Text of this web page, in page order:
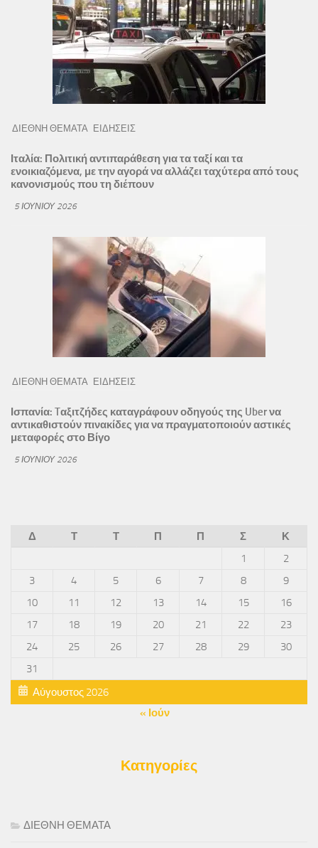
ΔΙΕΘΝΗ ΘΕΜΑΤΑ ΕΙΔΗΣΕΙΣ
Ιταλία: Πολιτική αντιπαράθεση για τα ταξί και τα
ενοικιαζόμενα, με την αγορά να αλλάζει ταχύτερα από τους
κανονισμούς που τη διέπουν
5 ΙΟΥΝΊΟΥ 2026
ΔΙΕΘΝΗ ΘΕΜΑΤΑ ΕΙΔΗΣΕΙΣ
Ισπανία: Tαξιτζήδες καταγράφουν οδηγούς της Uber να
αντικαθιστούν πινακίδες για να πραγματοποιούν αστικές
μεταφορές στο Βίγο
5 ΙΟΥΝΊΟΥ 2026
Αύγουστος 2026
Δ Τ Τ Π Π Σ
Κ
1
2
3
4 5 6 7 8
9
10
11 12 13 14 15
16
17
18 19 20 21 22
23
24
25 26 27 28 29
30
31
« Ιούν
Κατηγορίες
ΔΙΕΘΝΗ ΘΕΜΑΤΑ